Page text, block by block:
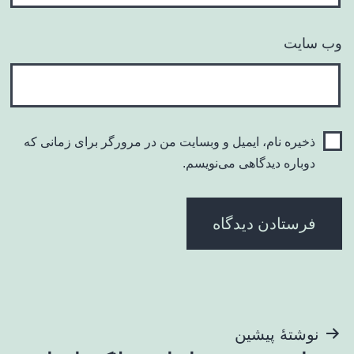
وب‌ سایت
ذخیره نام، ایمیل و وبسایت من در مرورگر برای زمانی که
دوباره دیدگاهی می‌نویسم.
راهبری
نوشتهٔ پیشین